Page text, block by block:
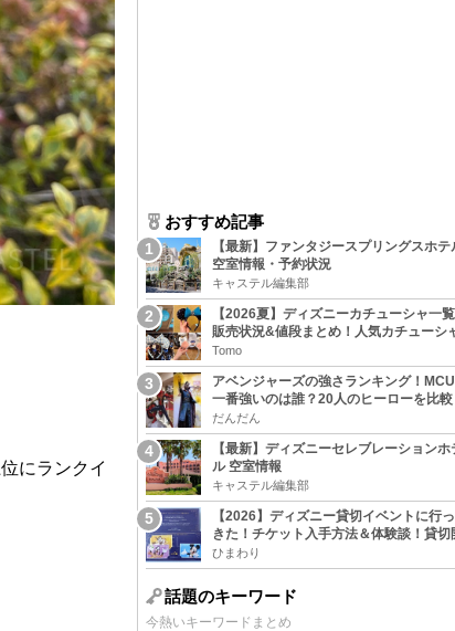
にランクイ
おすすめ記事
【最新】ファンタジースプリングスホテ
空室情報・予約状況
キャステル編集部
【2026夏】ディズニーカチューシャ一覧
販売状況&値段まとめ！人気カチューシ
をチェック
Tomo
アベンジャーズの強さランキング！
一番強いのは誰？20人のヒーローを比較
だんだん
【最新】ディズニーセレブレーションホ
ル 空室情報
キャステル編集部
【2026】ディズニー貸切イベントに行
きた！チケット入手方法＆体験談！貸切
催日程まとめ！
ひまわり
話題のキーワード
今熱いキーワードまとめ